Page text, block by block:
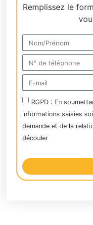
Remplissez le
RGPD : En
informations saisies
demande et de la
découler
Alternative: